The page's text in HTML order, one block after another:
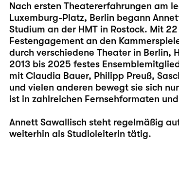
Nach ersten Theatererfahrungen am
Luxemburg-Platz, Berlin begann
Studium an der HMT in Rostock. Mit
Festengagement an den
durch verschiedene Theater in Berlin,
2013 bis 2025 festes
mit Claudia Bauer, Philipp Preuß,
und vielen anderen bewegt sie sich
ist in zahlreichen Fernsehformaten
Annett Sawallisch steht regelmäßig
weiterhin als Studioleiterin tätig.